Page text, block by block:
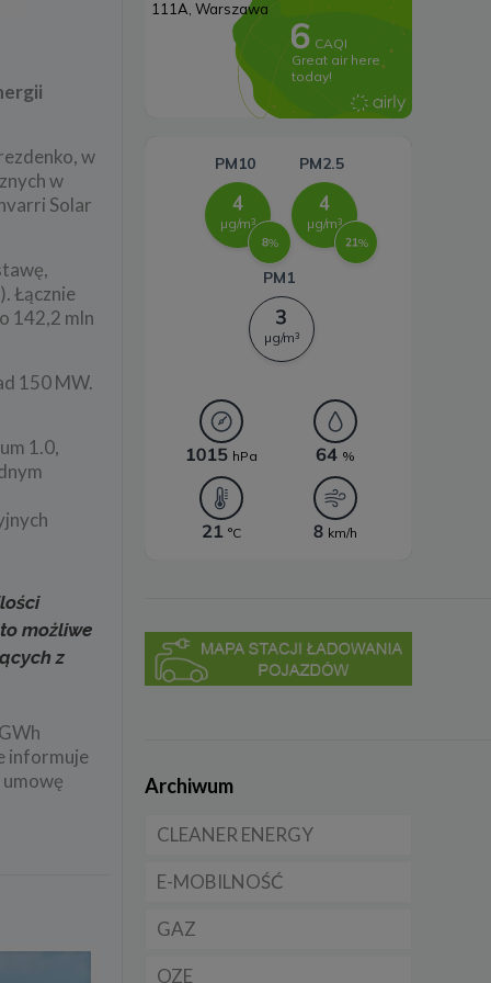
w
w
Solar
Łącznie
142,2 mln
150 MW.
1.0,
możliwe
z
informuje
umowę
Systemy magazynowania
Archiwum
CLEANER ENERGY
Dla domu
Dla firmy
Dla samorządu
E-MOBILNOŚĆ
Samochody elektryczne
GAZ
CNG
OZE